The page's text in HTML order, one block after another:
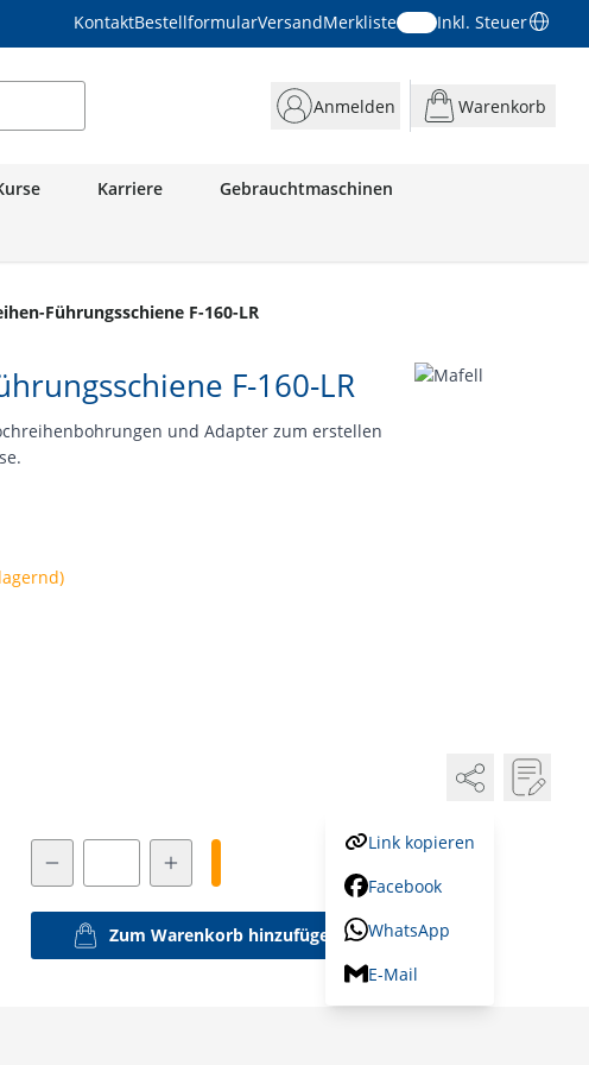
KontaktBestellformularVersandMerkliste
Inkl. Steuer
Anmelden Warenkorb
Karriere Gebrauchtmaschinen
Führungsschiene F-160-LR
F-160-LR
und Adapter zum erstellen
Link kopieren
Facebook
WhatsApp
E-Mail
Zum Warenkorb hinzufügen